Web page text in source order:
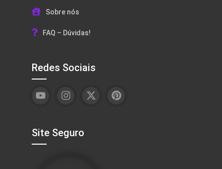
Sobre nós
FAQ – Dúvidas!
Redes Sociais
Site Seguro